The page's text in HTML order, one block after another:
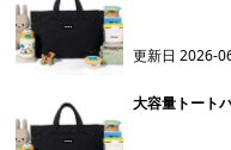
更新日2026-
大容量トート